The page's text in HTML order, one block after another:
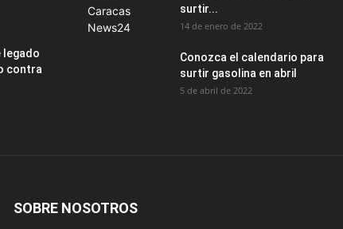
legado
contra
surtir...
14 de enero de 2022
Conozca el calendario para
surtir gasolina en abril
5 de abril de 2022
SOBRE NOSOTROS